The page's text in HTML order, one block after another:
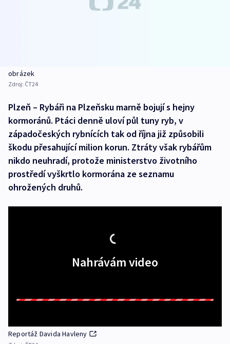
obrázek
Zdroj: ČT24
Plzeň – Rybáři na Plzeňsku marně bojují s hejny
kormoránů. Ptáci denně uloví půl tuny ryb, v
západočeských rybnících tak od října již způsobili
škodu přesahující milion korun. Ztráty však rybářům
nikdo neuhradí, protože ministerstvo životního
prostředí vyškrtlo kormorána ze seznamu
ohrožených druhů.
Nahrávám video
Reportáž Davida Havleny